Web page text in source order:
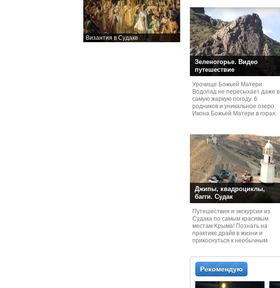
Византия в Судаке
Зеленогорье. Видео
путешествие
Урочище Божьей Матери.
Водопад не пересыхает даже в
самую жаркую погоду. 6
родников и уникальное озеро.
Икона Божьей Матери в горах.
Джипы, квадроциклы,
багги. Судак
Путешествия и экскурcии из
Судaка по самым красивым
местам Kрыма! Познать на
практике драйв в жизни и
прикоснуться к необычным
Рекомендую